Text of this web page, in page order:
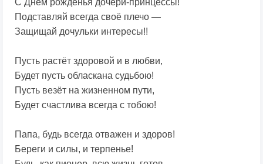
С Днём рожденья дочери-принцессы!
Подставляй всегда своё плечо —
Защищай дочульки интересы!!
Пусть растёт здоровой и в любви,
Будет пусть обласкана судьбою!
Пусть везёт на жизненном пути,
Будет счастлива всегда с тобою!
Папа, будь всегда отважен и здоров!
Береги и силы, и терпенье!